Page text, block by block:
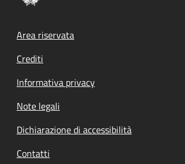
Footer menu
Area riservata
Crediti
Informativa privacy
Note legali
Dichiarazione di accessibilità
Contatti